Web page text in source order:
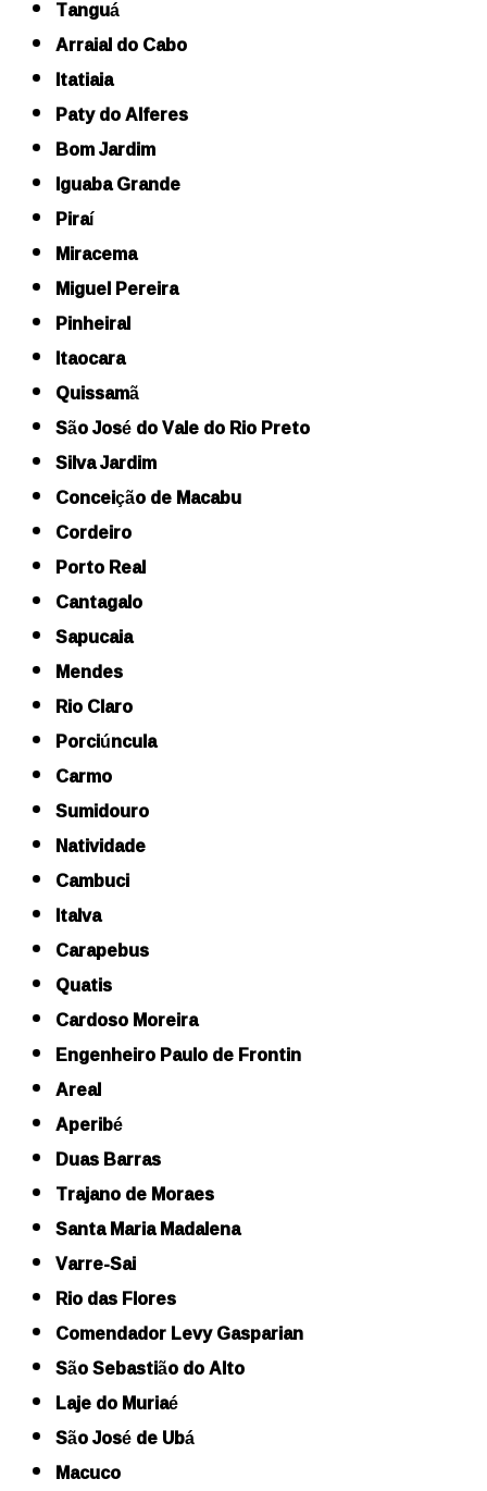
Tanguá
Arraial do Cabo
Itatiaia
Paty do Alferes
Bom Jardim
Iguaba Grande
Piraí
Miracema
Miguel Pereira
Pinheiral
Itaocara
Quissamã
São José do Vale do Rio Preto
Silva Jardim
Conceição de Macabu
Cordeiro
Porto Real
Cantagalo
Sapucaia
Mendes
Rio Claro
Porciúncula
Carmo
Sumidouro
Natividade
Cambuci
Italva
Carapebus
Quatis
Cardoso Moreira
Engenheiro Paulo de Frontin
Areal
Aperibé
Duas Barras
Trajano de Moraes
Santa Maria Madalena
Varre-Sai
Rio das Flores
Comendador Levy Gasparian
São Sebastião do Alto
Laje do Muriaé
São José de Ubá
Macuco